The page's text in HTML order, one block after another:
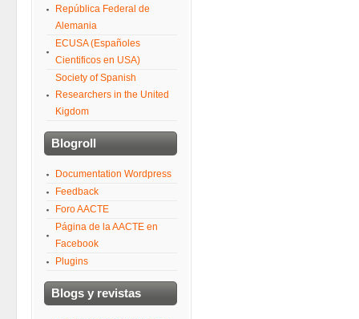
República Federal de
Alemania
ECUSA (Españoles
Cientificos en USA)
Society of Spanish
Researchers in the United
Kigdom
Blogroll
Documentation Wordpress
Feedback
Foro AACTE
Página de la AACTE en
Facebook
Plugins
Blogs y revistas